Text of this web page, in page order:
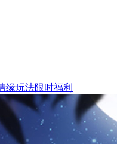
缘玩法限时福利